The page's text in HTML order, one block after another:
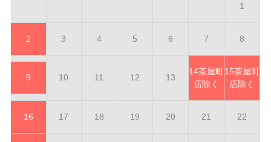
1
2 3 4 5 6 7 8
9 10 11 12 13
14茶屋町
店除く
15茶屋町
店除く
16 17 18 19 20 21 22